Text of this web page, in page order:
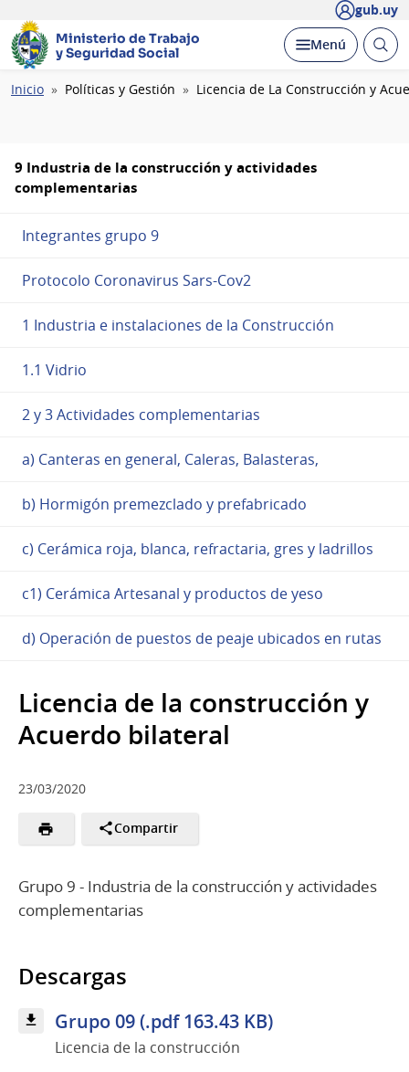
gub.uy
Ministerio de Trabajo
y Seguridad Social
Desplegar
Menú Abrir
Ruta
Inicio Políticas y Gestión Licencia de La Construcción y
9 Industria de la construcción y actividades
complementarias
Integrantes grupo 9
Protocolo Coronavirus Sars-Cov2
1 Industria e instalaciones de la Construcción
1.1 Vidrio
2 y 3 Actividades complementarias
a) Canteras en general, Caleras, Balasteras,
b) Hormigón premezclado y prefabricado
c) Cerámica roja, blanca, refractaria, gres y ladrillos
c1) Cerámica Artesanal y productos de yeso
d) Operación de puestos de peaje ubicados en rutas
Licencia de la construcción y
Acuerdo bilateral
23/03/2020
Compartir
Grupo 9 - Industria de la construcción y actividades
complementarias
Descargas
Grupo 09 (.pdf 163.43 KB)
Licencia de la construcción